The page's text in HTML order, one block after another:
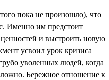
пока не произошло), что
Именно им предстоит
и выстроить новую
усвоил урок кризиса
уволенных людей, когда
Бережное отношение к